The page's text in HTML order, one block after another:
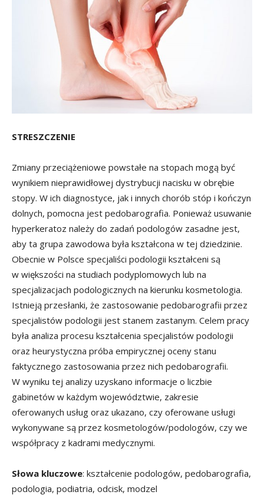
STRESZCZENIE
Zmiany przeciążeniowe powstałe na stopach mogą być
wynikiem nieprawidłowej dystrybucji nacisku w obrębie
stopy. W ich diagnostyce, jak i innych chorób stóp i kończyn
dolnych, pomocna jest pedobarografia. Ponieważ usuwanie
hyperkeratoz należy do zadań podologów zasadne jest,
aby ta grupa zawodowa była kształcona w tej dziedzinie.
Obecnie w Polsce specjaliści podologii kształceni są
w większości na studiach podyplomowych lub na
specjalizacjach podologicznych na kierunku kosmetologia.
Istnieją przesłanki, że zastosowanie pedobarografii przez
specjalistów podologii jest stanem zastanym. Celem pracy
była analiza procesu kształcenia specjalistów podologii
oraz heurystyczna próba empirycznej oceny stanu
faktycznego zastosowania przez nich pedobarografii.
W wyniku tej analizy uzyskano informacje o liczbie
gabinetów w każdym województwie, zakresie
oferowanych usług oraz ukazano, czy oferowane usługi
wykonywane są przez kosmetologów/podologów, czy we
współpracy z kadrami medycznymi.
Słowa kluczowe: kształcenie podologów, pedobarografia,
podologia, podiatria, odcisk, modzel